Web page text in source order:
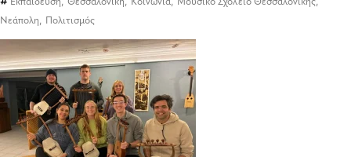
Νεάπολη, Πολιτισμός